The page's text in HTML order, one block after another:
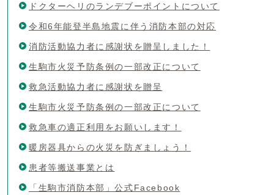
ドクターヘリのランデブーポイントについて
令和6年能登半島地震に伴う消防本部の対応
消防活動協力者に感謝状を贈呈しました！
生駒市火災予防条例の一部改正について
救急活動協力者に感謝状を贈呈
生駒市火災予防条例の一部改正について
救急車の適正利用をお願いします！
暖房器具からの火災を防ぎましょう！
患者等搬送事業とは
「生駒市消防本部」公式Facebook